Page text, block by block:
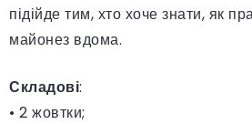
підійде тим, хто хоче знати, як
майонез вдома.
Складові:
• 2 жовтки;